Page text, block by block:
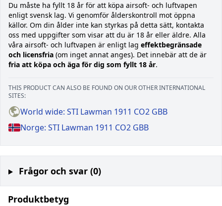
Du måste ha fyllt 18 år för att köpa airsoft- och luftvapen
enligt svensk lag. Vi genomför ålderskontroll mot öppna
källor. Om din ålder inte kan styrkas på detta sätt, kontakta
oss med uppgifter som visar att du är 18 år eller äldre. Alla
våra airsoft- och luftvapen är enligt lag effektbegränsade
och licensfria (om inget annat anges). Det innebär att de är
fria att köpa och äga för dig som fyllt 18 år.
THIS PRODUCT CAN ALSO BE FOUND ON OUR OTHER INTERNATIONAL
SITES:
World wide: STI Lawman 1911 CO2 GBB
Norge: STI Lawman 1911 CO2 GBB
Frågor och svar (0)
Produktbetyg